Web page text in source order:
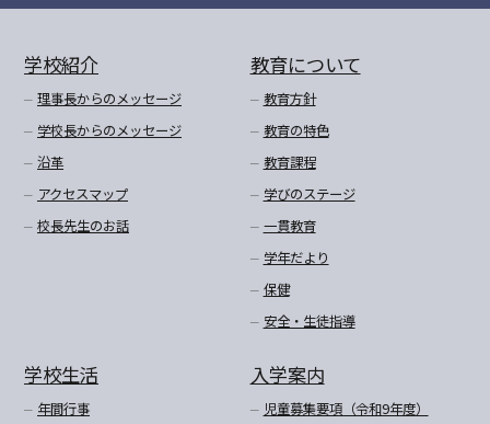
学校紹介
理事長からのメッセージ
学校長からのメッセージ
沿革
アクセスマップ
校長先生のお話
教育について
教育方針
教育の特色
教育課程
学びのステージ
一貫教育
学年だより
保健
安全・生徒指導
学校生活
年間行事
入学案内
児童募集要項（令和9年度）